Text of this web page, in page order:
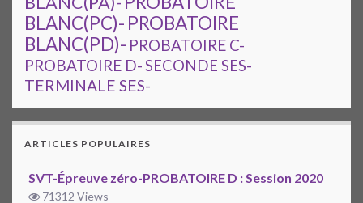
BLANC(PC)- PROBATOIRE
BLANC(PD)- PROBATOIRE C-
PROBATOIRE D-SECONDE SES-
TERMINALE SES-
ARTICLES POPULAIRES
SVT-Épreuve zéro-PROBATOIRE D : Session 2020
71312 Views